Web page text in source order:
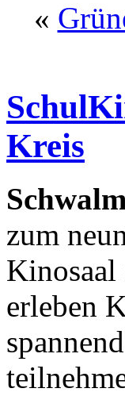
«
Kreis
zum
Kinosaal
erleben